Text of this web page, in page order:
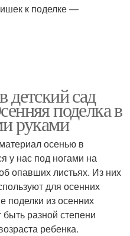
к поделке —
детский сад
поделка в
руками
осенью в
у нас под ногами на
опавших листьях. Из них
для осенних
поделки из осенних
разной степени
ребенка.